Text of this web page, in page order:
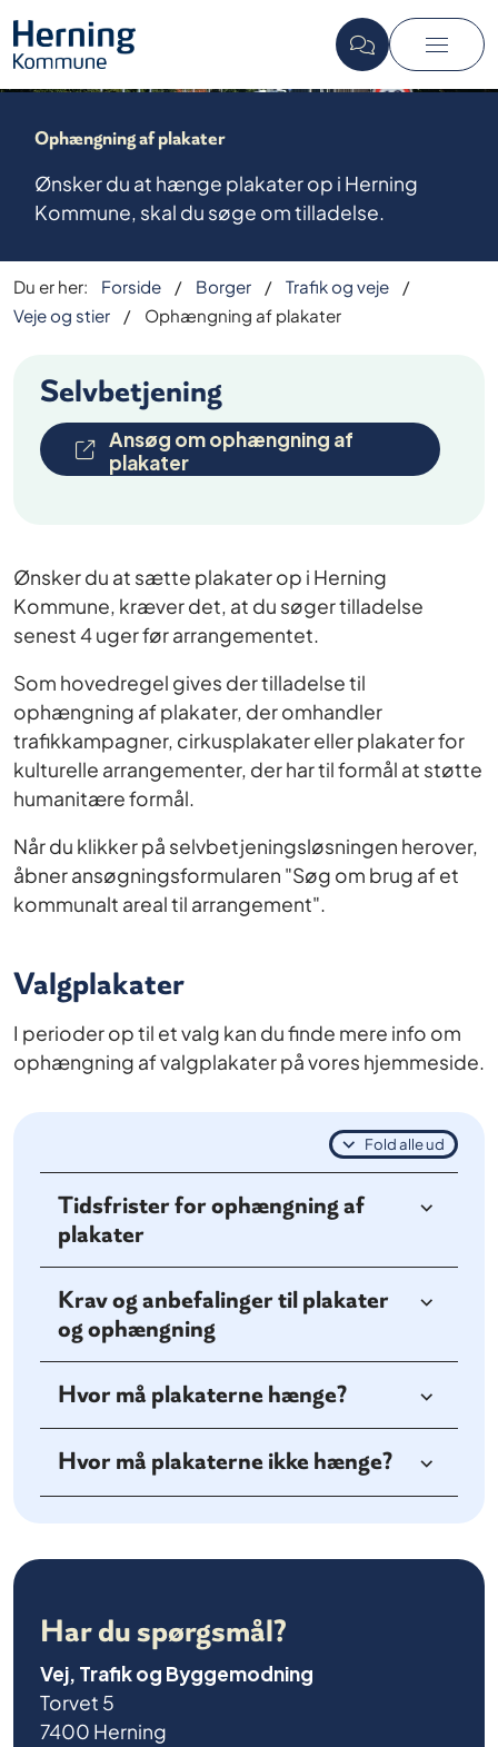
Ophængning af plakater
Ønsker du at hænge plakater op i Herning
Kommune, skal du søge om tilladelse.
Du er her: Forside Borger
Trafik og veje
Veje og stier
Ophængning af plakater
Selvbetjening
Ansøg om ophængning af
plakater
Ønsker du at sætte plakater op i Herning
Kommune, kræver det, at du søger tilladelse
senest 4 uger før arrangementet.
Som hovedregel gives der tilladelse til
ophængning af plakater, der omhandler
trafikkampagner, cirkusplakater eller plakater for
kulturelle arrangementer, der har til formål at støtte
humanitære formål.
Når du klikker på selvbetjeningsløsningen herover,
åbner ansøgningsformularen "Søg om brug af et
kommunalt areal til arrangement".
Valgplakater
I perioder op til et valg kan du finde mere info om
ophængning af valgplakater på vores hjemmeside.
Fold alle ud
Tidsfrister for ophængning af
plakater
Krav og anbefalinger til plakater
og ophængning
Hvor må plakaterne hænge?
Hvor må plakaterne ikke hænge?
Har du spørgsmål?
Vej, Trafik og Byggemodning
Torvet 5
7400 Herning